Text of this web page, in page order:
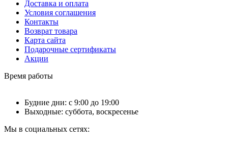
Доставка и оплата
Условия соглашения
Контакты
Возврат товара
Карта сайта
Подарочные сертификаты
Акции
Время работы
Будние дни: с 9:00 до 19:00
Выходные: суббота, воскресенье
Мы в социальных сетях: